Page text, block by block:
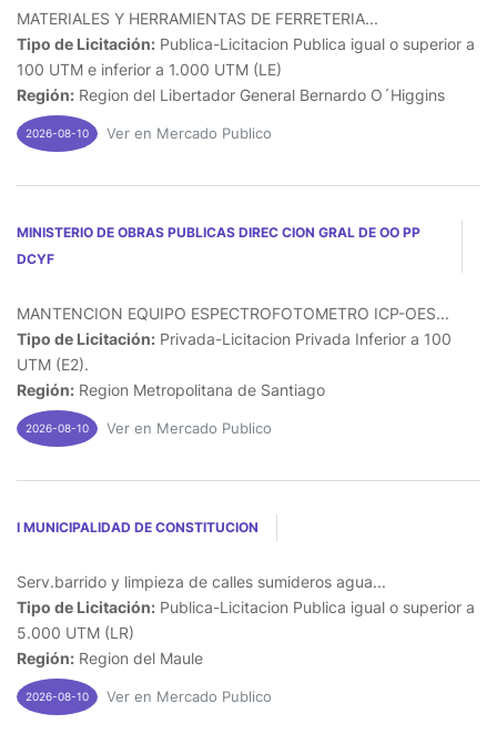
MATERIALES Y HERRAMIENTAS DE FERRETERIA...
Tipo de Licitación: Publica-Licitacion Publica igual o superior a
100 UTM e inferior a 1.000 UTM (LE)
Región: Region del Libertador General Bernardo O´Higgins
2026-08-10 Ver en Mercado Publico
MINISTERIO DE OBRAS PUBLICAS DIREC CION GRAL DE OO PP
DCYF
MANTENCION EQUIPO ESPECTROFOTOMETRO ICP-OES...
Tipo de Licitación: Privada-Licitacion Privada Inferior a 100
UTM (E2).
Región: Region Metropolitana de Santiago
2026-08-10 Ver en Mercado Publico
I MUNICIPALIDAD DE CONSTITUCION
Serv.barrido y limpieza de calles sumideros agua...
Tipo de Licitación: Publica-Licitacion Publica igual o superior a
5.000 UTM (LR)
Región: Region del Maule
2026-08-10 Ver en Mercado Publico